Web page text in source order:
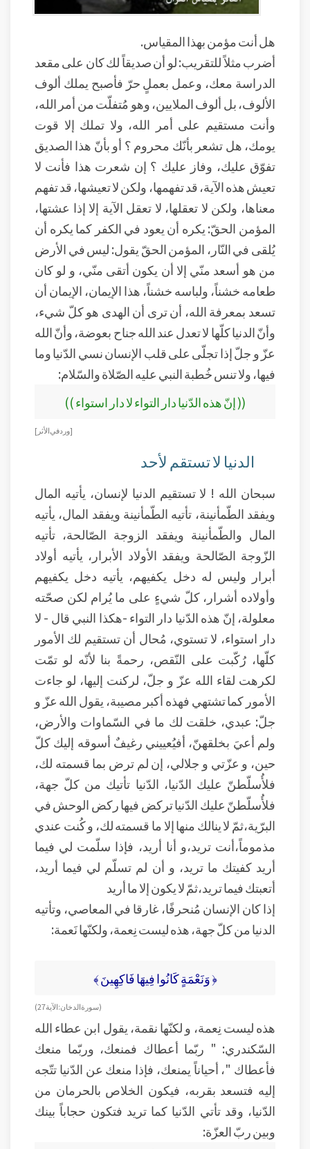
هل أنت مؤمن بهذا المقياس.
أضرب مثلاً للتقريب: لو أن صديقاً لك كان على مقعد
الدراسة معك، وعمل بعملٍ حرّ فأصبح يملك ألوف
الألوف، بل ألوف الملايين، وهو مُتفلّت من أمر الله،
وأنت مستقيم على أمر الله، ولا تملك إلا قوت
يومك، هل تشعر بأنّك محروم ؟ أو بأنّ هذا الصديق
تفوّق عليك، وفاز عليك ؟ إن شعرت هذا فأنت لا
تعيش هذه الآية، قد تفهمها، ولكن لا تعيشها، قد تفهم
معناها، ولكن لا تعقلها، لا تعقل الآية إلا إذا عشتها،
المؤمن الحقّ: يكره أن يعود في الكفر كما يكره أن
يُلقى في النّار، المؤمن الحقّ يقول: ليس في الأرض
من هو أسعد منّي إلا أن يكون أتقى منّي، و لو كان
طعامه خشناً، ولباسه خشناً، هذا الإيمان، الإيمان أن
تسعد بمعرفة الله، أن ترى أن الهدى هو كلّ شيء،
وأنّ الدنيا كلّها لا تعدل عند الله جناح بعوضة، وأنّ الله
عزّ و جلّ إذا تجلّى على قلب الإنسان نسي الدّنيا وما
فيها، ولا تنس خُطبة النبي عليه الصّلاة والسّلام:
(( إنّ هذه الدّنيا دار التواء لا دار استواء ))
[ ورد في الأثر ]
الدنيا لا تستقم لأحد
سبحان الله ! لا تستقيم الدنيا لإنسان، يأتيه المال
ويفقد الطّمأنينة، تأتيه الطّمأنينة ويفقد المال، يأتيه
المال والطّمأنينة ويفقد الزوجة الصّالحة، تأتيه
الزّوجة الصّالحة ويفقد الأولاد الأبرار، يأتيه أولاد
أبرار وليس له دخل يكفيهم، يأتيه دخل يكفيهم
وأولاده أشرار، كلّ شيءٍ على ما يُرام لكن صحّته
معلولة، إنّ هذه الدّنيا دار التواء -هكذا النبي قال - لا
دار استواء، لا تستوي، مُحال أن تستقيم لك الأمور
كلّها، رُكّبت على النّقص، رحمةً بنا لأنّه لو تمّت
لكرهت لقاء الله عزّ و جلّ، لركنت إليها، لو جاءت
الأمور كما تشتهي فهذه أكبر مصيبة، يقول الله عزّ و
جلّ: عبدي، خلقت لك ما في السّماوات والأرض،
ولم أعيَ بخلقهنّ، أفيُعييني رغيفٌ أسوقه إليك كلّ
حين، و عزّتي و جلالي، إن لم ترض بما قسمته لك،
فلأُسلّطنّ عليك الدّنيا، الدّنيا تأتيك من كلّ جهة،
فلأُسلّطنّ عليك الدّنيا تركض فيها ركض الوحش في
البرّية،ثمّ لا ينالك منها إلا ما قسمته لك، و كُنت عندي
مذموماً،أنت تريد،و أنا أريد، فإذا سلّمت لي فيما
أريد كفيتك ما تريد، و أن لم تسلّم لي فيما أريد،
أتعبتك فيما تريد،ثمّ لا يكون إلا ما أريد
إذا كان الإنسان مُنحرفًا، غارقا في المعاصي، وتأتيه
الدنيا من كلّ جهة، هذه ليست نِعمة، ولكنّها نَعمة:
﴿ وَنَعْمَةٍ كَانُوا فِيهَا فَاكِهِينَ ﴾
( سورة الدخان: الآية 27 )
هذه ليست نِعمة، و لكنّها نقمة، يقول ابن عطاء الله
السّكندري: " ربّما أعطاك فمنعك، وربّما منعك
فأعطاك "، أحياناً يمنعك، فإذا منعك عن الدّنيا تتّجه
إليه فتسعد بقربه، فيكون الخلاص بالحرمان من
الدّنيا، وقد تأتي الدّنيا كما تريد فتكون حجاباً بينك
وبين ربّ العزّة: